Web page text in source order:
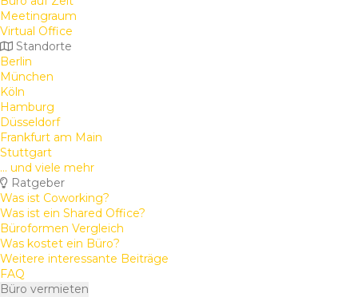
Meetingraum
Virtual Office
Standorte
Berlin
München
Köln
Hamburg
Düsseldorf
Frankfurt am Main
Stuttgart
... und viele mehr
Ratgeber
Was ist Coworking?
Was ist ein Shared Office?
Büroformen Vergleich
Was kostet ein Büro?
Weitere interessante Beiträge
FAQ
Büro vermieten